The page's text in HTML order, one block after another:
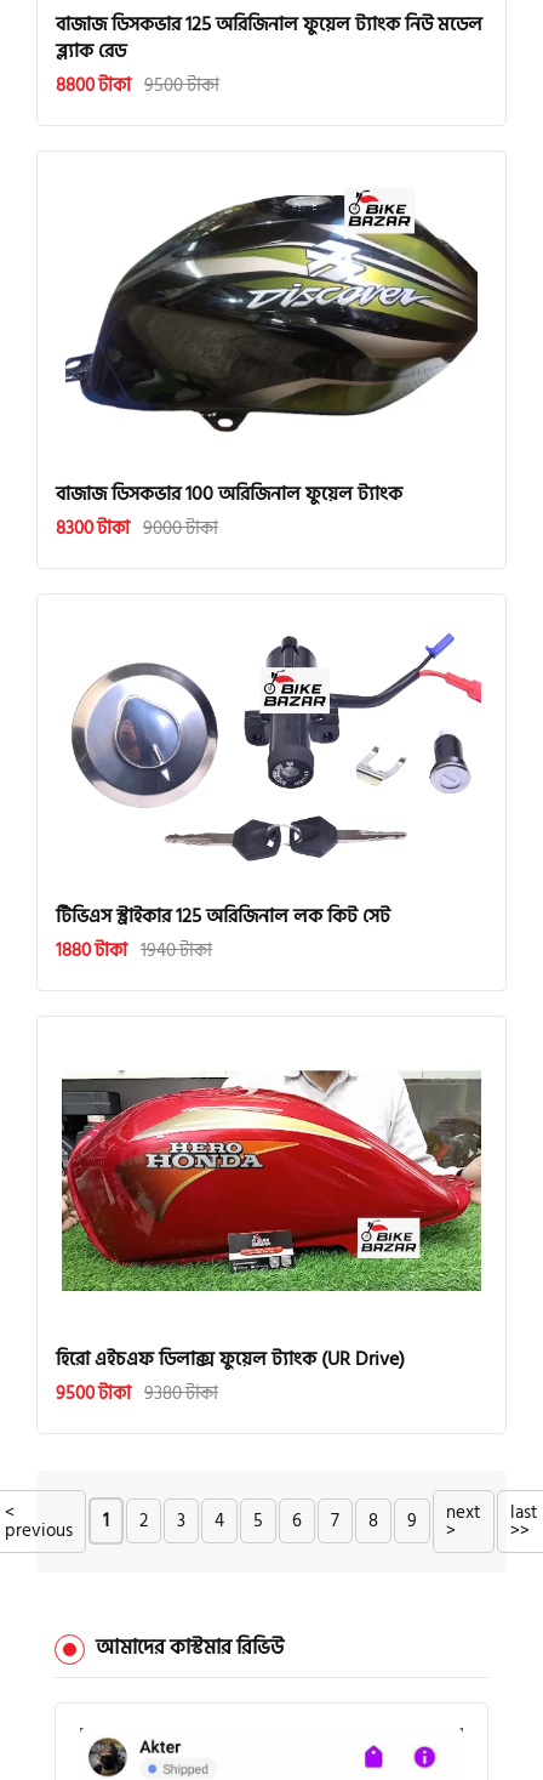
বাজাজ ডিসকভার 125 অরিজিনাল ফুয়েল ট্যাংক নিউ মডেল
ব্ল্যাক রেড
8800 টাকা 9500 টাকা
বাজাজ ডিসকভার 100 অরিজিনাল ফুয়েল ট্যাংক
8300 টাকা 9000 টাকা
টিভিএস স্ট্রাইকার 125 অরিজিনাল লক কিট সেট
1880 টাকা 1940 টাকা
হিরো এইচএফ ডিলাক্স ফুয়েল ট্যাংক (UR Drive)
9500 টাকা 9380 টাকা
<
previous 1 2 3 4 5 6 7 8 9 next
>
last
>>
আমাদের কাস্টমার রিভিউ